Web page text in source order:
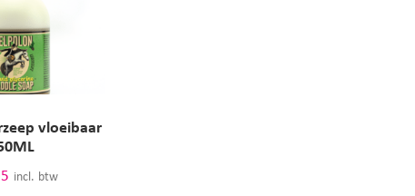
vloeibaar
incl. btw